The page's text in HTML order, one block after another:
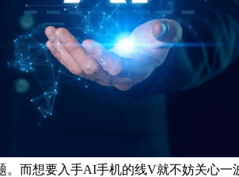
而想要入手AI手机的线V就不妨关心